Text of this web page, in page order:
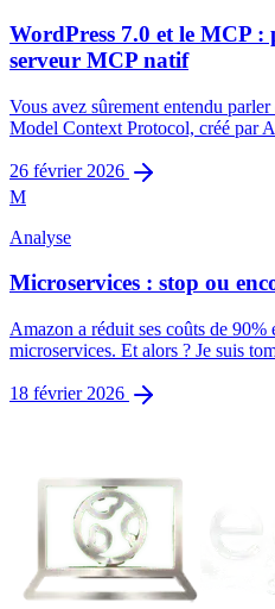
WordPress 7.0 et le MCP :
serveur MCP natif
Vous avez sûrement entendu
Model Context Protocol, créé par
26 février 2026
M
Analyse
Microservices : stop ou
Amazon a réduit ses coûts de 90%
microservices. Et alors ? Je suis
18 février 2026